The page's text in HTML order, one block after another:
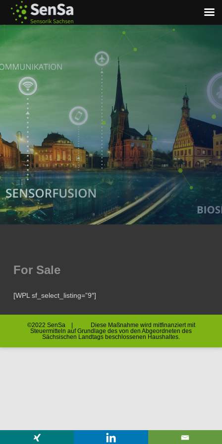
For Sale
[WPL sf_select_listing=”9″]
©2022 SenSa | Diese Maßnahme wird mitfinanziert mit
Steuermitteln auf Grundlage des von den Abgeordneten des
Sächsischen Landtags beschlossenen Haushaltes.